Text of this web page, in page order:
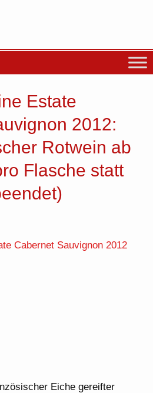
Estate
2012:
Rotwein ab
Flasche statt
Eiche gereifter